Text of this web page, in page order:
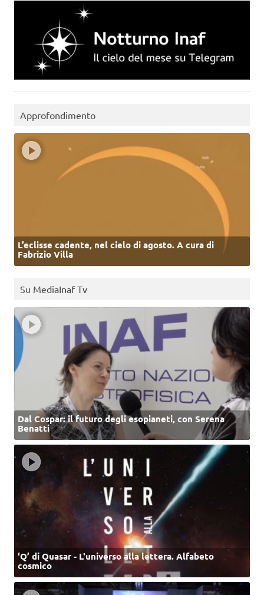
Approfondimento
L’eclisse cadente, nel cielo di agosto. A cura di
Fabrizio Villa
Su MediaInaf Tv
Dal Cospar: il futuro degli esopianeti, con Serena
Benatti
‘Q’ di Quasar - L'universo alla lettera. Alfabeto
cosmico